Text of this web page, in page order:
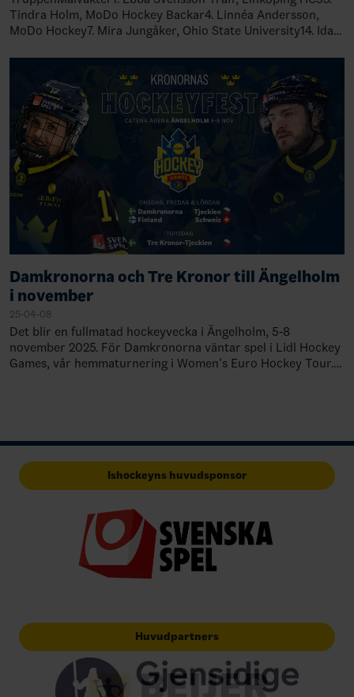
Tindra Holm, MoDo Hockey Backar4. Linnéa Andersson,
MoDo Hockey7. Mira Jungåker, Ohio State University14. Ida
Damkronorna och Tre Kronor till Ängelholm
i november
25-04-08
Det blir en fullmatad hockeyvecka i Ängelholm, 5-8
november 2025. För Damkronorna väntar spel i Lidl Hockey
Games, vår hemmaturnering i Women’s Euro Hockey Tour.
Ishockeyns huvudsponsor
Huvudpartners